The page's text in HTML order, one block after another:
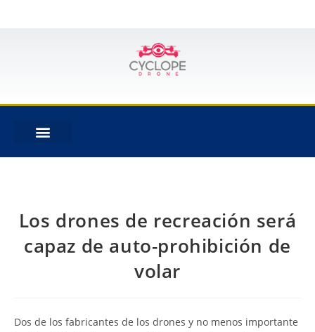
Los drones de recreación será
capaz de auto-prohibición de
volar
Dos de los fabricantes de los drones y no menos importante 